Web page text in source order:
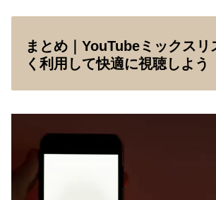
まとめ｜YouTubeミックスリ
く利用して快適に視聴しよう